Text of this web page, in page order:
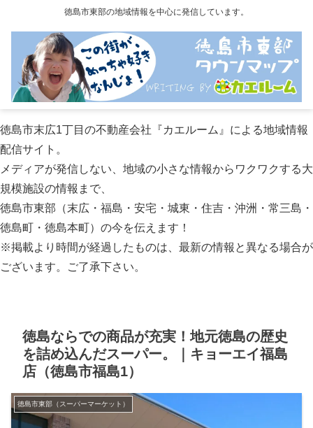
徳島市東部の地域情報を中心に発信しています。
徳島市末広1丁目の不動産会社『カエルーム』による地域情報
配信サイト。
メディアが発信しない、地域の小さな情報からワクワクする大
規模施設の情報まで、
徳島市東部（末広・福島・安宅・城東・住吉・沖洲・常三島・
徳島町・徳島本町）の今を伝えます！
※掲載より時間が経過したものは、最新の情報と異なる場合が
ございます。ご了承下さい。
徳島ならでの商品が充実！地元徳島の歴史
を詰め込んだスーパー。｜キョーエイ福島
店（徳島市福島1）
徳島市東部（スーパーマーケット）